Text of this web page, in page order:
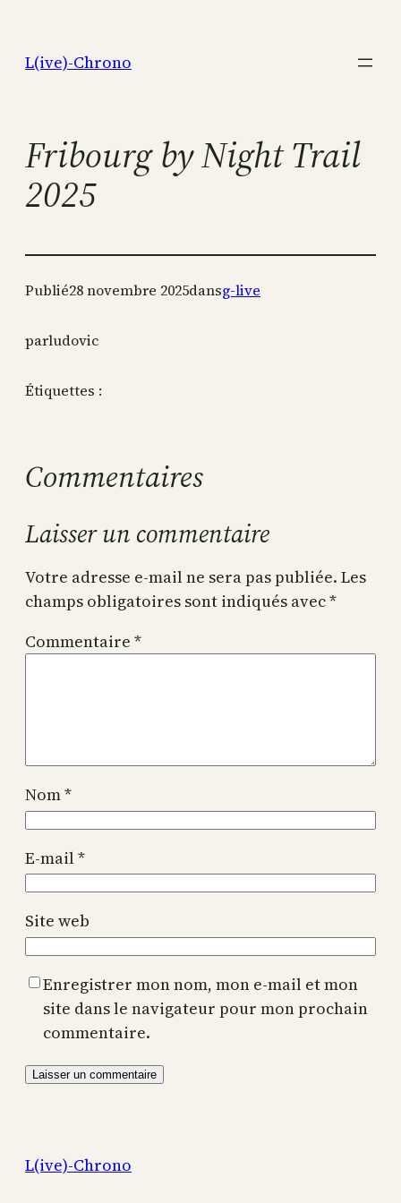
contenu
L(ive)-Chrono
Fribourg by Night Trail
2025
Publié28 novembre 2025dansg-live
parludovic
Étiquettes :
Commentaires
Laisser un commentaire
Votre adresse e-mail ne sera pas publiée. Les
champs obligatoires sont indiqués avec*
Commentaire *
Nom*
E-mail*
Site web
Enregistrer mon nom, mon e-mail et mon
site dans le navigateur pour mon prochain
commentaire.
L(ive)-Chrono